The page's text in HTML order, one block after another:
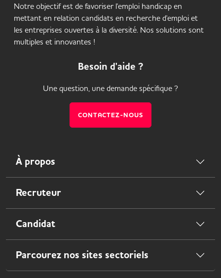
Notre objectif est de favoriser l'emploi handicap en
mettant en relation candidats en recherche d'emploi et
les entreprises ouvertes à la diversité. Nos solutions sont
multiples et innovantes !
Besoin d'aide ?
Une question, une demande spécifique ?
CONTACTEZ-NOUS
À propos
Recruteur
Candidat
Parcourez nos sites sectoriels